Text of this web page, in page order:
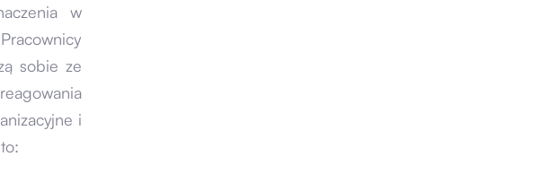
w
sobie ze
i